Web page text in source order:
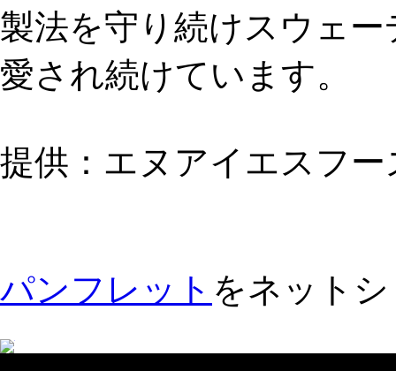
製法を守り続けスウェ
愛され続けています。
提供：エヌアイエスフ
パンフレット をネット